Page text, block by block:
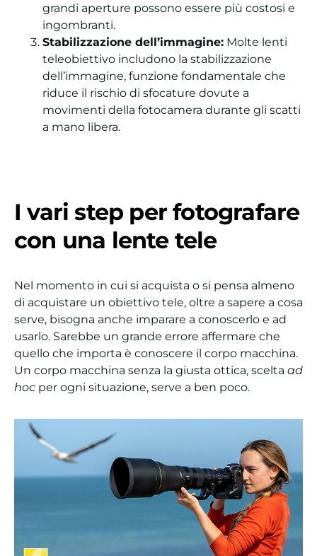
grandi aperture possono essere più costosi e
ingombranti.
Stabilizzazione dell’immagine: Molte lenti
teleobiettivo includono la stabilizzazione
dell’immagine, funzione fondamentale che
riduce il rischio di sfocature dovute a
movimenti della fotocamera durante gli scatti
a mano libera.
I vari step per fotografare
con una lente tele
Nel momento in cui si acquista o si pensa almeno
di acquistare un obiettivo tele, oltre a sapere a cosa
serve, bisogna anche imparare a conoscerlo e ad
usarlo. Sarebbe un grande errore affermare che
quello che importa è conoscere il corpo macchina.
Un corpo macchina senza la giusta ottica, scelta ad
hoc per ogni situazione, serve a ben poco.